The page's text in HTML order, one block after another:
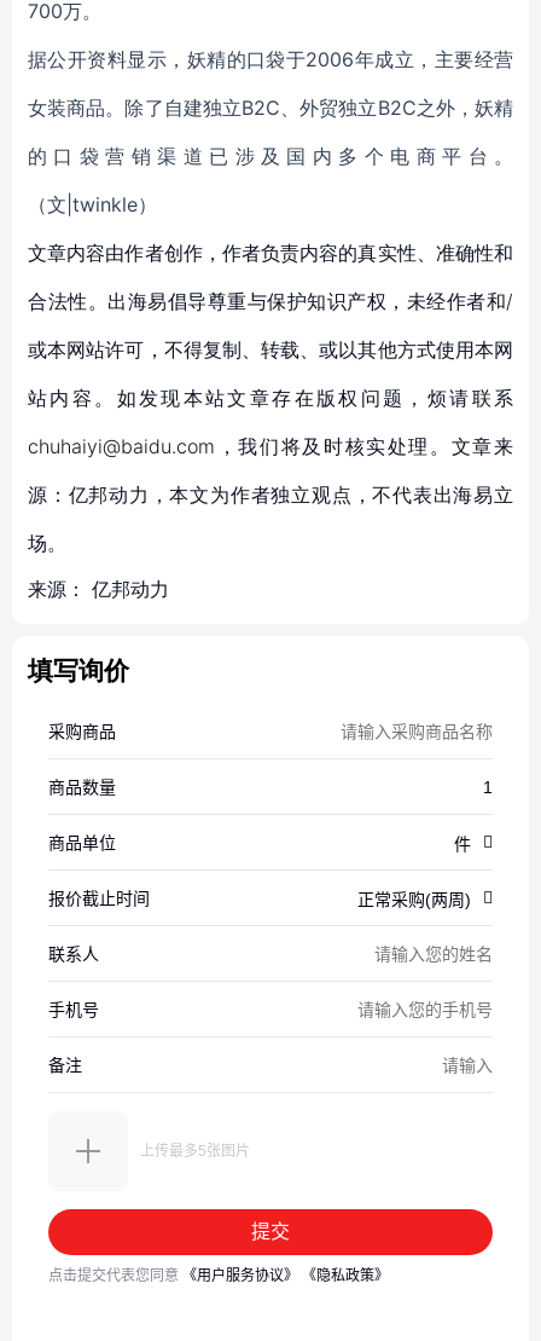
700万。
据公开资料显示，妖精的口袋于2006年成立，主要经营
女装商品。除了自建独立B2C、外贸独立B2C之外，妖精
的口袋营销渠道已涉及国内多个电商平台。
（文|twinkle）
文章内容由作者创作，作者负责内容的真实性、准确性和
合法性。出海易倡导尊重与保护知识产权，未经作者和/
或本网站许可，不得复制、转载、或以其他方式使用本网
站内容。如发现本站文章存在版权问题，烦请联系
chuhaiyi@baidu.com，我们将及时核实处理。文章来
源：亿邦动力，本文为作者独立观点，不代表出海易立
场。
来源： 亿邦动力
填写询价